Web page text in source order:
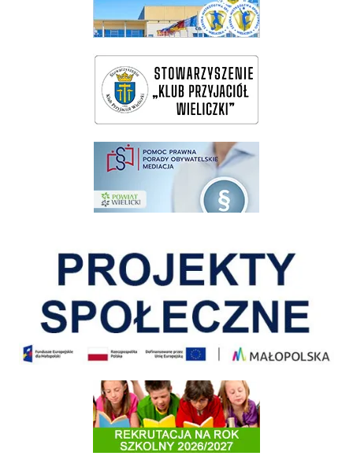
wieliczka-wieliczanie na bis
pomoc prawna wieliczka
Informacja o terminach rekrutacji na rok szkolny 2026/2027